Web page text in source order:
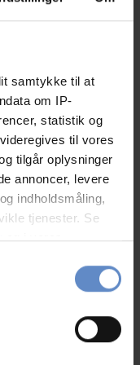
samtykke til at
om IP-
statistik og
til vores
tilgår oplysninger
annoncer, levere
indholdsmåling,
tjenester. Se
og i vores
på "Privacy
Sandvig